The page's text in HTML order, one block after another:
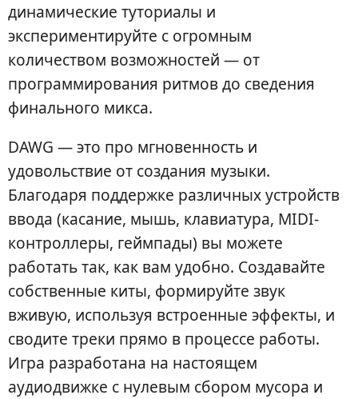
динамические туториалы и
экспериментируйте с огромным
количеством возможностей — от
программирования ритмов до сведения
финального микса.
DAWG — это про мгновенность и
удовольствие от создания музыки.
Благодаря поддержке различных устройств
ввода (касание, мышь, клавиатура, MIDI-
контроллеры, геймпады) вы можете
работать так, как вам удобно. Создавайте
собственные киты, формируйте звук
вживую, используя встроенные эффекты, и
сводите треки прямо в процессе работы.
Игра разработана на настоящем
аудиодвижке с нулевым сбором мусора и